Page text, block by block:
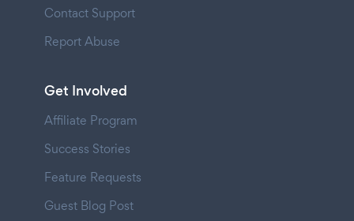
Contact Support
Report Abuse
Get Involved
Affiliate Program
Success Stories
Feature Requests
Guest Blog Post